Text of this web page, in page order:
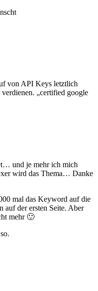
von API Keys letztlich
„certified google
und je mehr ich mich
wird das Thema… Danke
mal das Keyword auf die
auf der ersten Seite. Aber
mehr 🙂